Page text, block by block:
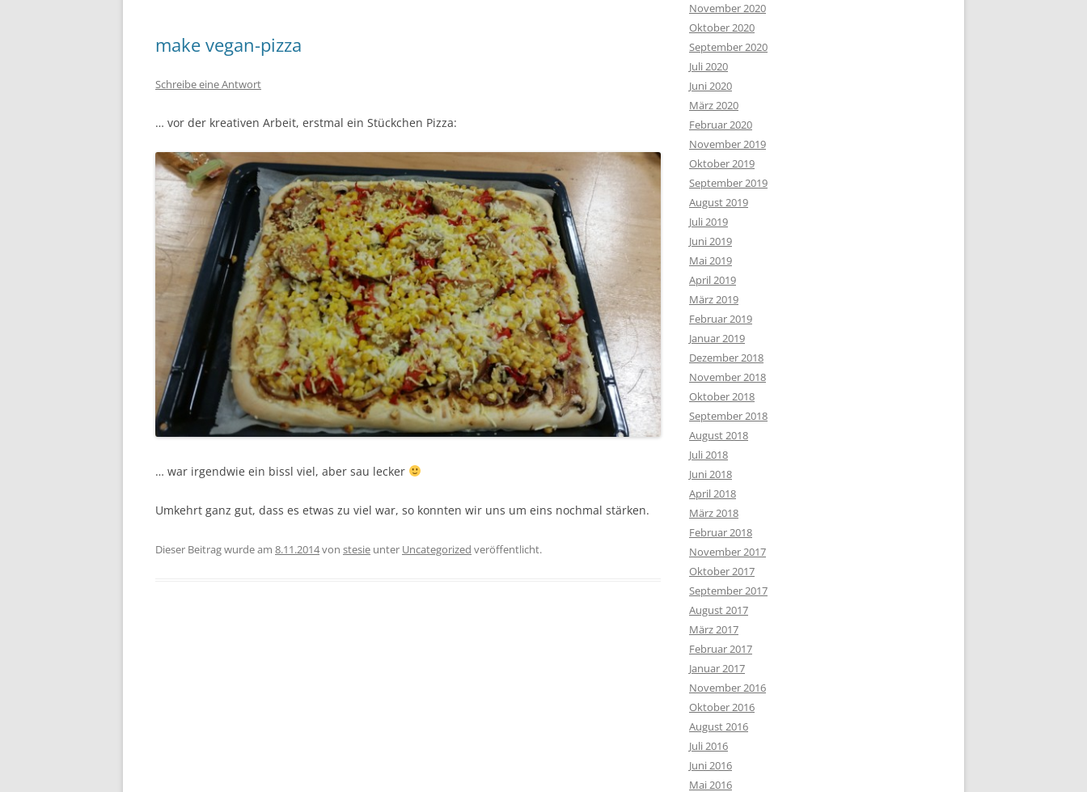
make vegan-pizza
Schreibe eine Antwort
… vor der kreativen Arbeit, erstmal ein Stückchen Pizza:
… war irgendwie ein bissl viel, aber sau lecker
Umkehrt ganz gut, dass es etwas zu viel war, so konnten wir uns um eins nochmal stärken.
Dieser Beitrag wurde am 8.11.2014von stesie unter Uncategorized veröffentlicht.
November 2020
Oktober 2020
September 2020
Juli 2020
Juni 2020
März 2020
Februar 2020
November 2019
Oktober 2019
September 2019
August 2019
Juli 2019
Juni 2019
Mai 2019
April 2019
März 2019
Februar 2019
Januar 2019
Dezember 2018
November 2018
Oktober 2018
September 2018
August 2018
Juli 2018
Juni 2018
April 2018
März 2018
Februar 2018
November 2017
Oktober 2017
September 2017
August 2017
März 2017
Februar 2017
Januar 2017
November 2016
Oktober 2016
August 2016
Juli 2016
Juni 2016
Mai 2016